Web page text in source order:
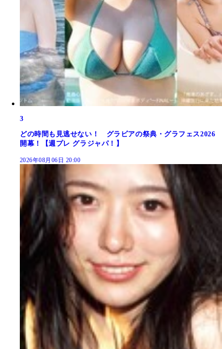
3
どの時間も見逃せない！ グラビアの祭典・グラフェス2026
開幕！【週プレ グラジャパ！】
2026年08月06日 20:00